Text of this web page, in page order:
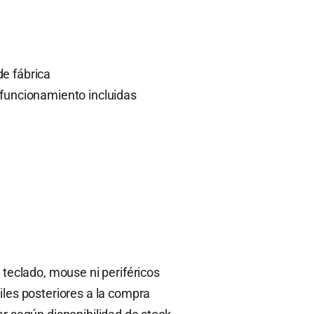
fábrica
incluidas
teclado, mouse ni periféricos
posteriores a la compra